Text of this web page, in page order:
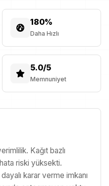
180%
Daha Hızlı
5.0/5
Memnuniyet
Kağıt bazlı
riski yüksekti.
karar verme imkanı